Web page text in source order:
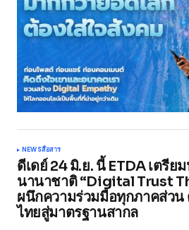
NEWSสื่อสาร
ดีเดย์ 24 มิ.ย. นี้ ETDA เตรีย
นานาชาติ “Digital Trust
ผนึกความร่วมมือทุกภาคส่วน
ไทยสู่มาตรฐานสากล